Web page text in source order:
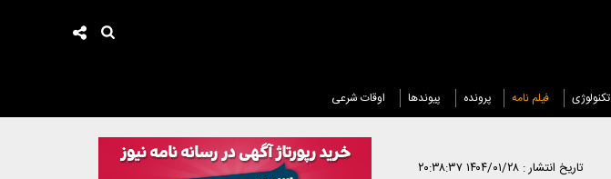
تکنولوژی فیلم نامه پرونده پیوندها اوقات شرعی
تاریخ انتشار : ۱۴۰۴/۰۱/۲۸ ۲۰:۳۸:۳۷